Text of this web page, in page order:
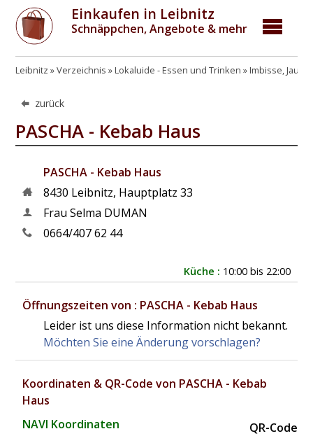
Einkaufen in Leibnitz
Schnäppchen, Angebote & mehr
Leibnitz Verzeichnis Lokaluide - Essen und Trinken Imbisse,
zurück
PASCHA - Kebab Haus
PASCHA - Kebab Haus
8430 Leibnitz, Hauptplatz 33
Frau Selma DUMAN
0664/407 62 44
Küche : 10:00 bis 22:00
Öffnungszeiten von : PASCHA - Kebab Haus
Leider ist uns diese Information nicht bekannt.
Möchten Sie eine Änderung vorschlagen?
Koordinaten & QR-Code von PASCHA - Kebab
Haus
NAVI Koordinaten
QR-Code